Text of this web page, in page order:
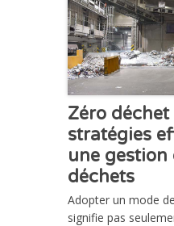
Zéro déchet
stratégies
une gestion
déchets
Adopter un mode
signifie pas